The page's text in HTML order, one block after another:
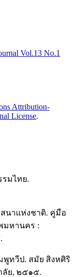
Vol.13 No.1
Attribution-
License.
รมไทย.
นาแห่งชาติ. คู่มือ
มหานคร :
พูทวีป. สมัย สิงหศิริ
ลัย, ๒๕๑๕.